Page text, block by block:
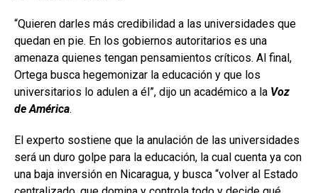
“Quieren darles más credibilidad a las universidades que
quedan en pie. En los gobiernos autoritarios es una
amenaza quienes tengan pensamientos críticos. Al final,
Ortega busca hegemonizar la educación y que los
universitarios lo adulen a él”, dijo un académico a la Voz
de América.
El experto sostiene que la anulación de las universidades
será un duro golpe para la educación, la cual cuenta ya con
una baja inversión en Nicaragua, y busca “volver al Estado